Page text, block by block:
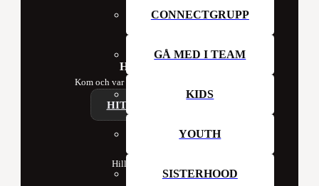
CONNECTGRUPP
GÅ MED I TEAM
KIDS
YOUTH
SISTERHOOD
Hillsong Sweden
Kom och var med oss i kyrkan denna vecka!
HITTA ETT CAMPUS
Hillsong Church Sweden
Box 41